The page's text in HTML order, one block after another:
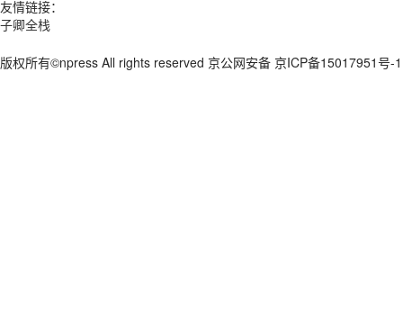
友情链接：
子卿全栈
版权所有©npress All rights reserved 京公网安备 京ICP备15017951号-1